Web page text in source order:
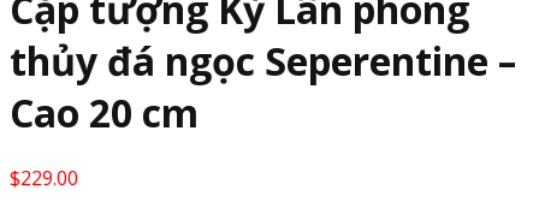
thủy đá ngọc Seperentine –
Cao 20 cm
$229.00